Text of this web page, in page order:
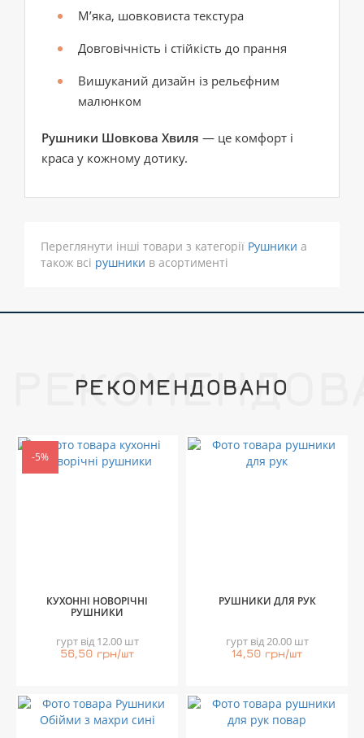
М’яка, шовковиста текстура
Довговічність і стійкість до прання
Вишуканий дизайн із рельєфним
малюнком
Рушники Шовкова Хвиля — це комфорт і
краса у кожному дотику.
Переглянути інші товари з категорії Рушники а
також всі рушники в асортименті
РЕКОМЕНДОВАНО
-5%
КУХОННІ НОВОРІЧНІ
РУШНИКИ
гурт від 12.00 шт
56,50 грн/шт
РУШНИКИ ДЛЯ РУК
гурт від 20.00 шт
14,50 грн/шт